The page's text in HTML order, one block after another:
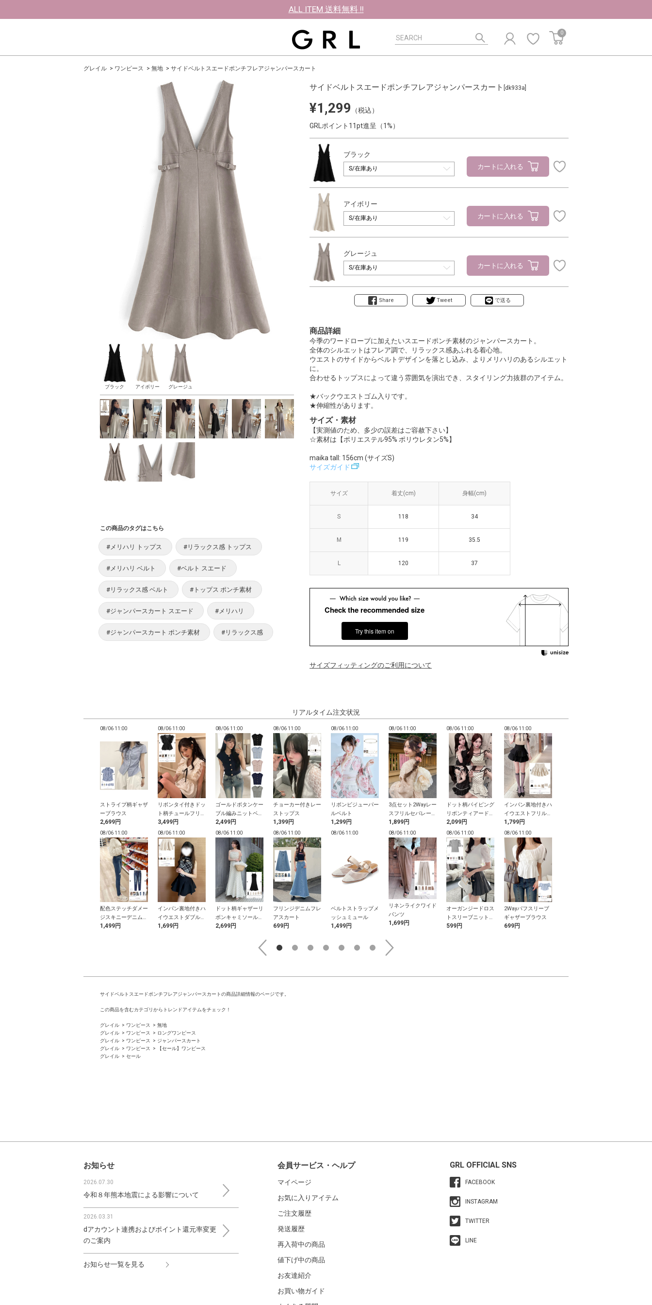
ALL ITEM 送料無料 !!
0
グレイル ワンピース 無地 サイドベルトスエードポンチフレアジャンパースカート
ブラック アイボリー グレージュ
サイドベルトスエードポンチフレアジャンパースカート [dk933a]
¥1,299
（税込）
GRLポイント11pt進呈（1%）
ブラック
カートに入れる
アイボリー
カートに入れる
グレージュ
カートに入れる
Share Tweet で送る
商品詳細
今季のワードローブに加えたいスエードポンチ素材のジャンパースカート。
全体のシルエットはフレア調で、リラックス感あふれる着心地。
ウエストのサイドからベルトデザインを落とし込み、よりメリハリのあるシルエット
に。
合わせるトップスによって違う雰囲気を演出でき、スタイリング力抜群のアイテム。
★バックウエストゴム入りです。
★伸縮性があります。
サイズ・素材
【実測値のため、多少の誤差はご容赦下さい】
☆素材は【ポリエステル95% ポリウレタン5%】
maika tall: 156cm (サイズS)
サイズガイド
サイズ 着丈(cm)
S
M
L
サイズ 着丈(cm) 身幅(cm)
S 118 34
M 119 35.5
L 120 37
Check the recommended size
Try this item on
サイズフィッティングのご利用について
この商品のタグはこちら
#メリハリ トップス #リラックス感 トップス
#メリハリ ベルト #ベルト スエード
#リラックス感 ベルト #トップス ポンチ素材
#ジャンパースカート スエード #メリハリ
#ジャンパースカート ポンチ素材 #リラックス感
リアルタイム注文状況
08/06 11:00
ストライプ柄ギャザ
ーブラウス
2,699円
08/06 11:00
リボンタイ付きドッ
ト柄チュールフリル
ペプラムブラウス
3,499円
08/06 11:00
ゴールドボタンケー
ブル編みニットベス
ト
2,499円
08/06 11:00
チョーカー付きレー
ストップス
1,399円
08/06 11:00
リボンビジューパー
ルベルト
1,299円
08/06 11:00
3点セット2Wayレー
スフリルセパレート
浴衣
1,899円
08/06 11:00
ドット柄パイピング
リボンティアードミ
ニワンピース
2,099円
08/06 11:00
インパン裏地付きハ
イウエストフリルテ
ィアードミニスカー
ト
1,799円
08/06 11:00
配色ステッチダメー
ジスキニーデニムパ
ンツ
1,499円
08/06 11:00
インパン裏地付きハ
イウエストダブルフ
レアスカート
1,699円
08/06 11:00
ドット柄ギャザーリ
ボンキャミソールワ
ンピース
2,699円
08/06 11:00
フリンジデニムフレ
アスカート
699円
08/06 11:00
ベルトストラップメ
ッシュミュール
1,499円
08/06 11:00
リネンライクワイド
パンツ
1,699円
08/06 11:00
オーガンジードロス
トスリーブニットト
ップス
599円
08/06 11:00
2Wayパフスリーブ
ギャザーブラウス
699円
サイドベルトスエードポンチフレアジャンパースカートの商品詳細情報のページです。
この商品を含むカテゴリからトレンドアイテムをチェック！
グレイル ワンピース
無地
グレイル
ワンピース
ロングワンピース
グレイル
ワンピース
ジャンパースカート
グレイル
ワンピース
【セール】ワンピース
グレイル
セール
お知らせ
2026.07.30
令和８年熊本地震による影響について
2026.03.31
dアカウント連携およびポイント還元率変更
のご案内
お知らせ一覧を見る
会員サービス・ヘルプ
マイページ
お気に入りアイテム
ご注文履歴
発送履歴
再入荷中の商品
値下げ中の商品
お友達紹介
お買い物ガイド
GRL OFFICIAL SNS
FACEBOOK
INSTAGRAM
TWITTER
LINE